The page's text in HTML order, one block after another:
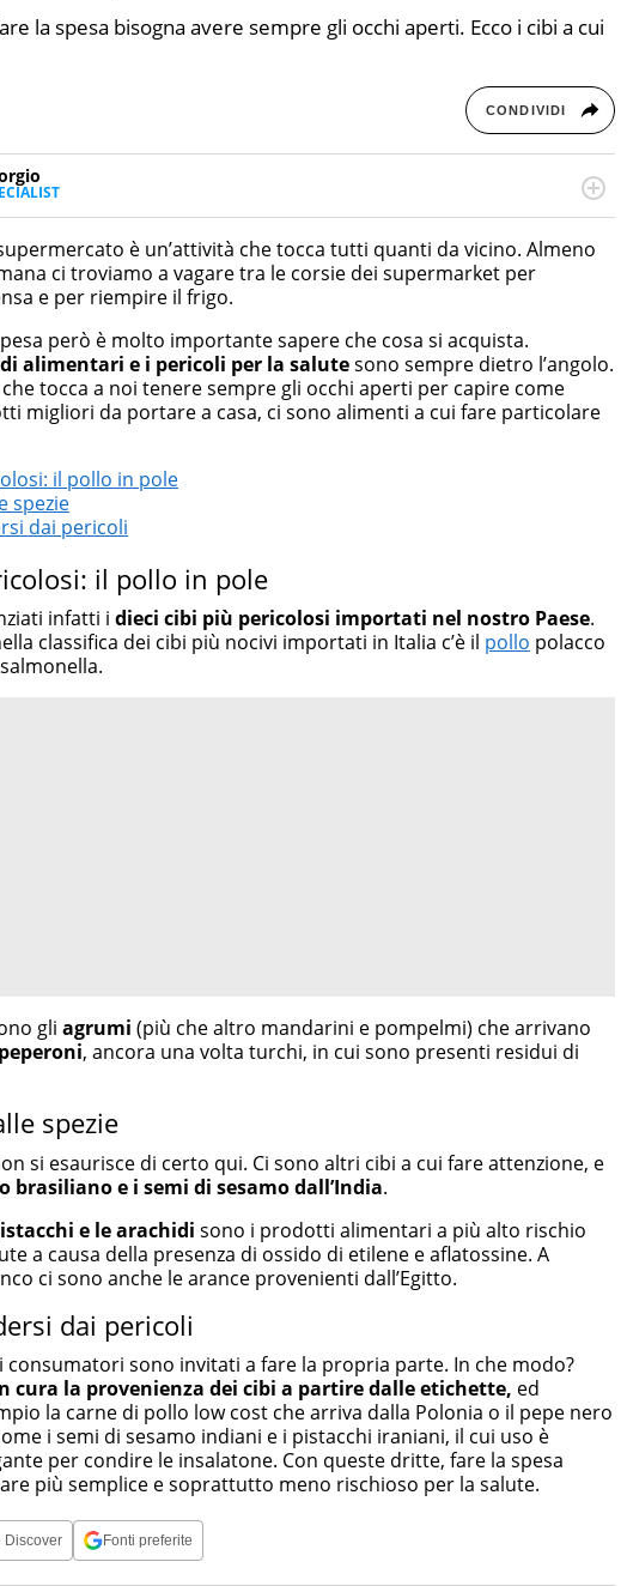
la spesa bisogna avere sempre gli occhi aperti. Ecco i cibi a cui
CONDIVIDI
un Master in Marketing Management e Google Digital Training su
attraverso canali digitali.
è un’attività che tocca tutti quanti da vicino. Almeno
ci troviamo a vagare tra le corsie dei supermarket per
e per riempire il frigo.
però è molto importante sapere che cosa si acquista.
alimentari e i pericoli per la salutesono sempre dietro l’angolo.
tocca a noi tenere sempre gli occhi aperti per capire come
migliori da portare a casa, ci sono alimenti a cui fare particolare
il pollo in pole
spezie
dai pericoli
il pollo in pole
infatti i dieci cibi più pericolosi importati nel nostro Paese.
classifica dei cibi più nocivi importati in Italia c’è il pollo polacco
gli agrumi (più che altro mandarini e pompelmi) che arrivano
peperoni, ancora una volta turchi, in cui sono presenti residui di
spezie
si esaurisce di certo qui. Ci sono altri cibi a cui fare attenzione, e
brasiliano e i semi di sesamo dall’India.
e le arachidi sono i prodotti alimentari a più alto rischio
a causa della presenza di ossido di etilene e aflatossine. A
ci sono anche le arance provenienti dall’Egitto.
dai pericoli
consumatori sono invitati a fare la propria parte. In che modo?
cura la provenienza dei cibi a partire dalle etichette, ed
la carne di pollo low cost che arriva dalla Polonia o il pepe nero
i semi di sesamo indiani e i pistacchi iraniani, il cui uso è
per condire le insalatone. Con queste dritte, fare la spesa
più semplice e soprattutto meno rischioso per la salute.
Discover Fonti preferite